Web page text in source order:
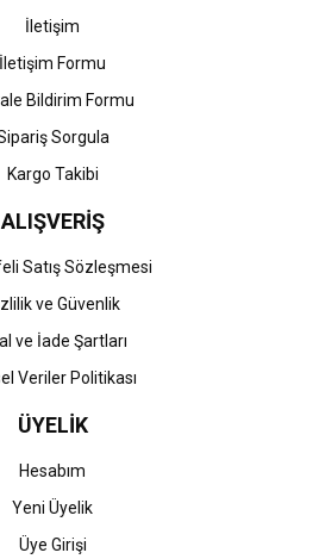
Gönder
İletişim
İletişim Formu
Bildirim Formu
Sorgula
Kargo Takibi
ALIŞVERİŞ
Satış Sözleşmesi
ve Güvenlik
ve İade Şartları
Veriler Politikası
ÜYELİK
Hesabım
Yeni Üyelik
Üye Girişi